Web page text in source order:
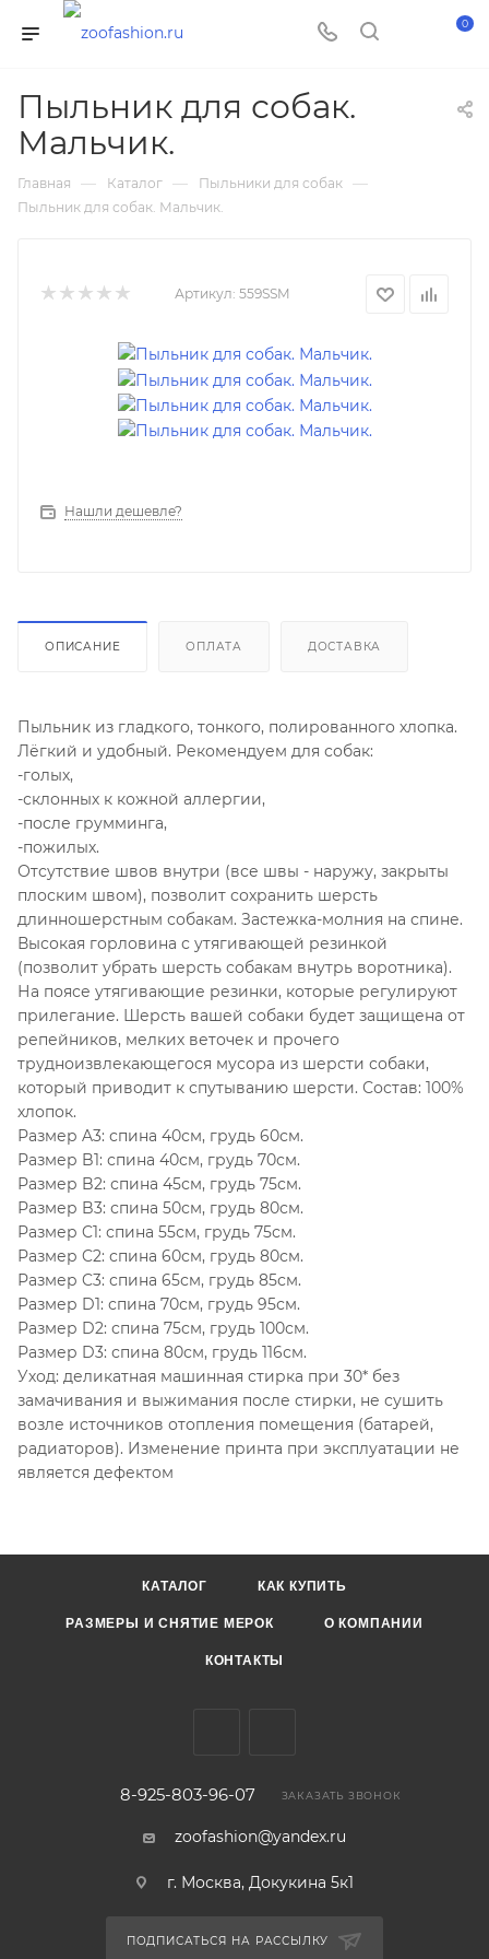
0
Пыльник для собак.
Мальчик.
Главная — Каталог — Пыльники для собак —
Пыльник для собак. Мальчик.
Артикул: 559SSM
Нашли дешевле?
ОПИСАНИЕ ОПЛАТА ДОСТАВКА
Пыльник из гладкого, тонкого, полированного хлопка.
Лёгкий и удобный. Рекомендуем для собак:
-голых,
-склонных к кожной аллергии,
-после грумминга,
-пожилых.
Отсутствие швов внутри (все швы - наружу, закрыты
плоским швом), позволит сохранить шерсть
длинношерстным собакам. Застежка-молния на спине.
Высокая горловина с утягивающей резинкой
(позволит убрать шерсть собакам внутрь воротника).
На поясе утягивающие резинки, которые регулируют
прилегание. Шерсть вашей собаки будет защищена от
репейников, мелких веточек и прочего
трудноизвлекающегося мусора из шерсти собаки,
который приводит к спутыванию шерсти. Состав: 100%
хлопок.
Размер A3: спина 40см, грудь 60см.
Размер B1: спина 40см, грудь 70см.
Размер B2: спина 45см, грудь 75см.
Размер B3: спина 50см, грудь 80см.
Размер C1: спина 55см, грудь 75см.
Размер C2: спина 60см, грудь 80см.
Размер C3: спина 65см, грудь 85см.
Размер D1: спина 70см, грудь 95см.
Размер D2: спина 75см, грудь 100см.
Размер D3: спина 80см, грудь 116см.
Уход: деликатная машинная стирка при 30* без
замачивания и выжимания после стирки, не сушить
возле источников отопления помещения (батарей,
радиаторов). Изменение принта при эксплуатации не
является дефектом
КАТАЛОГ КАК КУПИТЬ
РАЗМЕРЫ И СНЯТИЕ МЕРОК О КОМПАНИИ
КОНТАКТЫ
8-925-803-96-07 ЗАКАЗАТЬ ЗВОНОК
zoofashion@yandex.ru
г. Москва, Докукина 5к1
ПОДПИСАТЬСЯ НА РАССЫЛКУ